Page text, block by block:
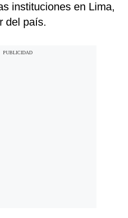
instituciones en Lima,
del país.